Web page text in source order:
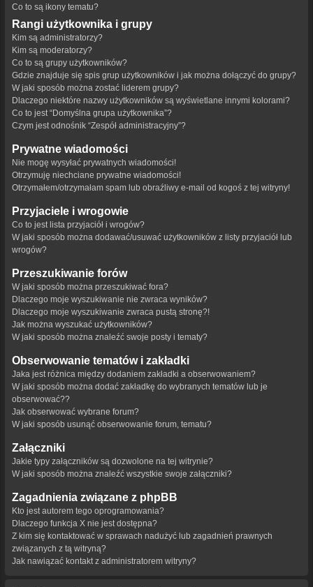
Co to są ikony tematu?
Rangi użytkownika i grupy
Kim są administratorzy?
Kim są moderatorzy?
Co to są grupy użytkowników?
Gdzie znajduje się spis grup użytkowników i jak można dołączyć do grupy?
W jaki sposób można zostać liderem grupy?
Dlaczego niektóre nazwy użytkowników są wyświetlane innymi kolorami?
Co to jest “Domyślna grupa użytkownika”?
Czym jest odnośnik “Zespół administracyjny”?
Prywatne wiadomości
Nie mogę wysyłać prywatnych wiadomości!
Otrzymuję niechciane prywatne wiadomości!
Otrzymałem/otrzymałam spam lub obraźliwy e-mail od kogoś z tej witryny!
Przyjaciele i wrogowie
Co to jest lista przyjaciół i wrogów?
W jaki sposób można dodawać/usuwać użytkowników z listy przyjaciół lub
wrogów?
Przeszukiwanie forów
W jaki sposób można przeszukiwać fora?
Dlaczego moje wyszukiwanie nie zwraca wyników?
Dlaczego moje wyszukiwanie zwraca pustą stronę?!
Jak można wyszukać użytkowników?
W jaki sposób można znaleźć swoje posty i tematy?
Obserwowanie tematów i zakładki
Jaka jest różnica między dodaniem zakładki a obserwowaniem?
W jaki sposób można dodać zakładkę do wybranych tematów lub je
obserwować??
Jak obserwować wybrane forum?
W jaki sposób usunąć obserwowanie forum, tematu?
Załączniki
Jakie typy załączników są dozwolone na tej witrynie?
W jaki sposób można znaleźć wszystkie swoje załączniki?
Zagadnienia związane z phpBB
Kto jest autorem tego oprogramowania?
Dlaczego funkcja X nie jest dostępna?
Z kim się kontaktować w sprawach nadużyć lub zagadnień prawnych
związanych z tą witryną?
Jak nawiązać kontakt z administratorem witryny?